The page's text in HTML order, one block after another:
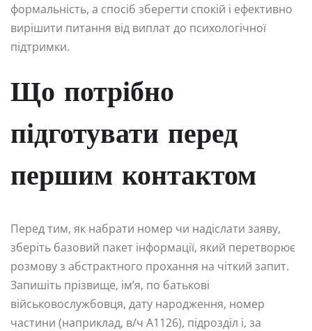
формальність, а спосіб зберегти спокій і ефективно
вирішити питання від виплат до психологічної
підтримки.
Що потрібно
підготувати перед
першим контактом
Перед тим, як набрати номер чи надіслати заяву,
зберіть базовий пакет інформації, який перетворює
розмову з абстрактного прохання на чіткий запит.
Запишіть прізвище, ім’я, по батькові
військовослужбовця, дату народження, номер
частини (наприклад, в/ч А1126), підрозділ і, за